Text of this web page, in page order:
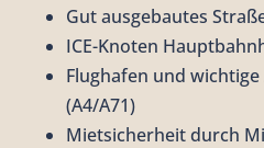
Gut ausgebautes
ICE-Knoten
Flughafen und
(A4/A71)
Mietsicherheit durch